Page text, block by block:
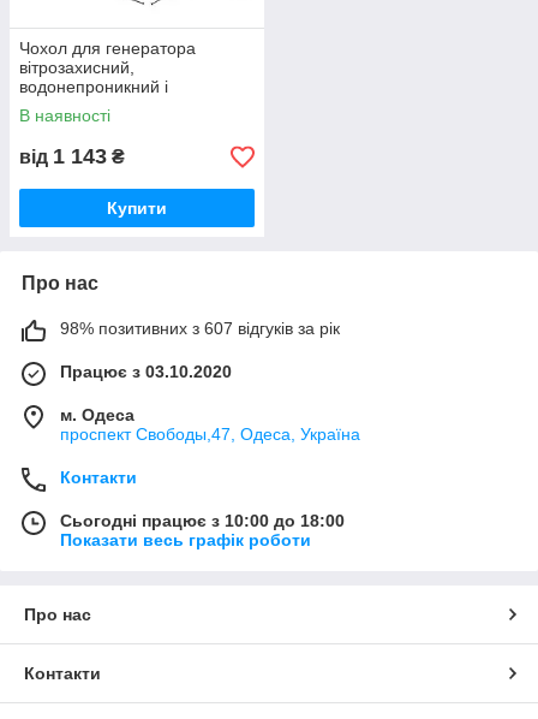
Чохол для генератора
вітрозахисний,
водонепроникний і
пилонепроникний із тканини
Оксфорд 240D No3G. Gray.
96.5x665x66 см
В наявності
від 1 143 ₴
Купити
Про нас
98% позитивних з 607 відгуків за рік
Працює з 03.10.2020
м. Одеса
проспект Свободы,47, Одеса, Україна
Контакти
Сьогодні працює з 10:00 до 18:00
Показати весь графік роботи
Про нас
Контакти